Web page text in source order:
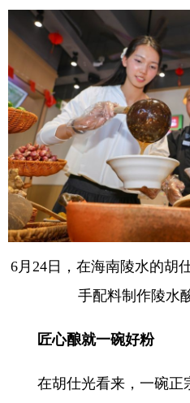
6月24日，在海南陵水的胡
手配料制作陵水
匠心酿就一碗好粉
在胡仕光看来，一碗正